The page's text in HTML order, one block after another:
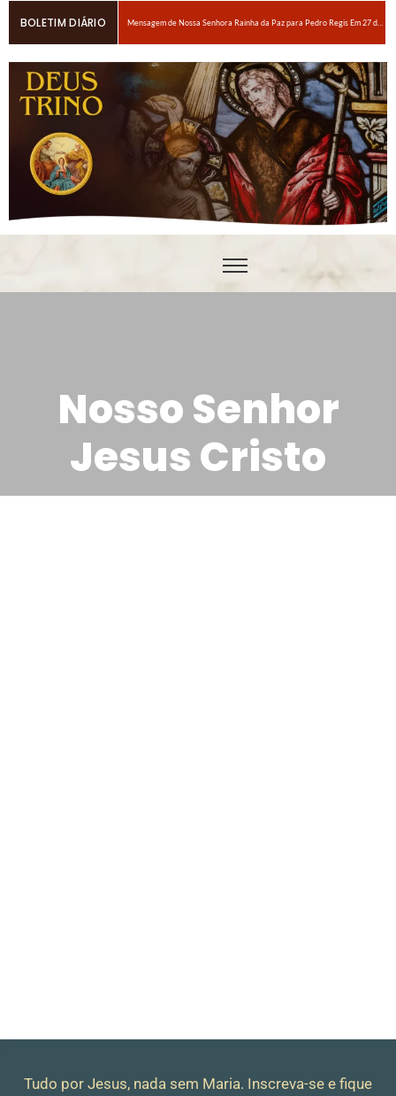
BOLETIM DIÁRIO
6 maneiras fáceis de orar se você estiver espiritualmente cansado
Oração para obter um amor ardente a Nosso Senhor Jesus Cristo
Em breve, grandes provações!Nossa Senhora Rainha do Rosário e da paz para Edson Glauber em 29 de novembro de 2020
Pedro – Escolha sempre a porta estreita
Nosso Senhor
Jesus Cristo
Tudo por Jesus, nada sem Maria. Inscreva-se e fique